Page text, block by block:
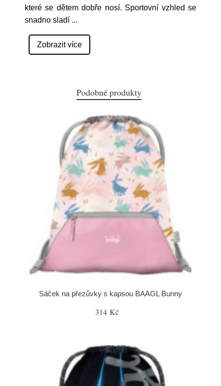
které se dětem dobře nosí. Sportovní vzhled se
snadno sladí ...
Zobrazit více
Podobné produkty
Sáček na přezůvky s kapsou BAAGL Bunny
314 Kč